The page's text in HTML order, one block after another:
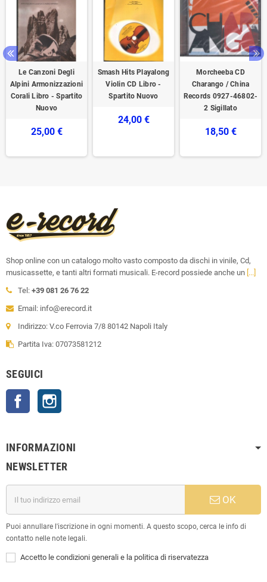
Le Canzoni Degli
Alpini Armonizzazioni
Corali Libro - Spartito
Nuovo
25,00 €
Smash Hits Playalong
Violin CD Libro -
Spartito Nuovo
24,00 €
Morcheeba CD
Charango / China
Records ‎0927-46802-
2 Sigillato
18,50 €
Shop online con un catalogo molto vasto composto da dischi in vinile, Cd,
musicassette, e tanti altri formati musicali. E-record possiede anche un [...]
Tel: +39 081 26 76 22
Email: info@erecord.it
Indirizzo: V.co Ferrovia 7/8 80142 Napoli Italy
Partita Iva: 07073581212
SEGUICI
Facebook
INFORMAZIONI
NEWSLETTER
OK
Puoi annullare l'iscrizione in ogni momenti. A questo scopo, cerca le info di
contatto nelle note legali.
Accetto le condizioni generali e la politica di riservatezza